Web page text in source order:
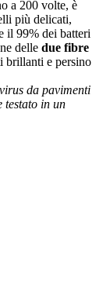
a 200 volte, è
più delicati,
il 99% dei batteri
delle due fibre
brillanti e persino
da pavimenti
testato in un